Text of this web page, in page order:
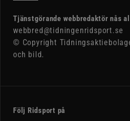
Tjänstgörande webbredaktör nås
webbred@tidningenridsport.se
© Copyright
och bild.
Följ Ridsport på